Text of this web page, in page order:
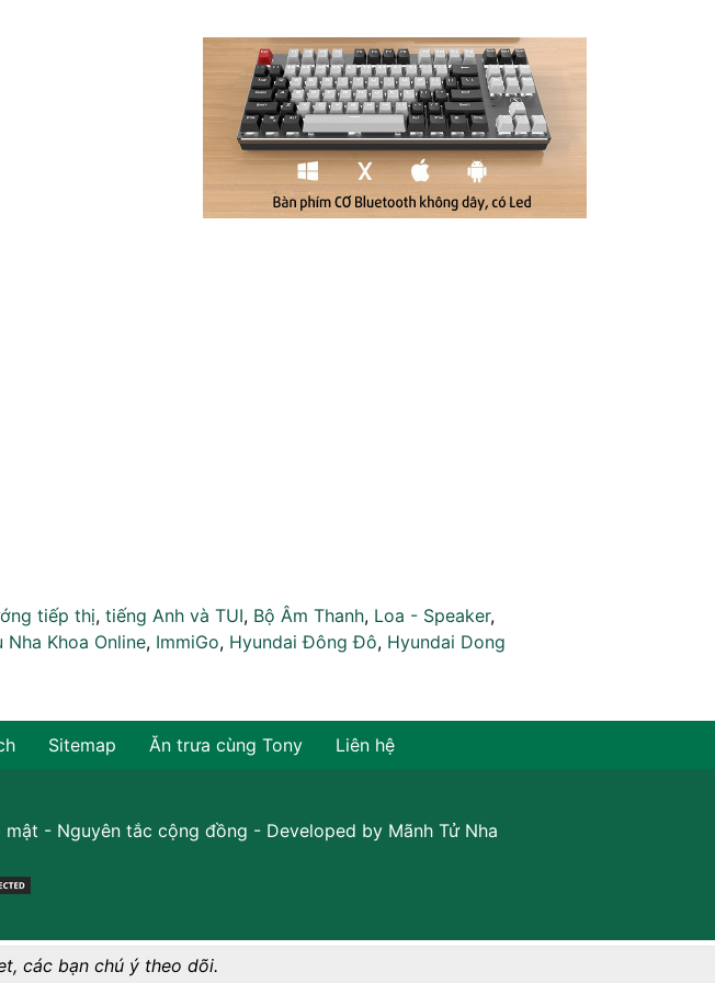
tiếp thị, tiếng Anh và TUI, Bộ Âm Thanh, Loa - Speaker,
Nha Khoa Online, ImmiGo, Hyundai Đông Đô, Hyundai Dong
Sitemap Ăn trưa cùng Tony Liên hệ
mật - Nguyên tắc cộng đồng - Developed by Mãnh Tử Nha
các bạn chú ý theo dõi.